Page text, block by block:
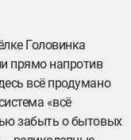
Головинка
прямо напротив
всё продумано
«всё
забыть о бытовых